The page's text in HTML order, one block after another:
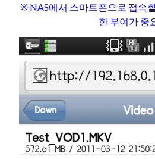
※ NAS에서 스마트폰으로 접속
한 부여가 중